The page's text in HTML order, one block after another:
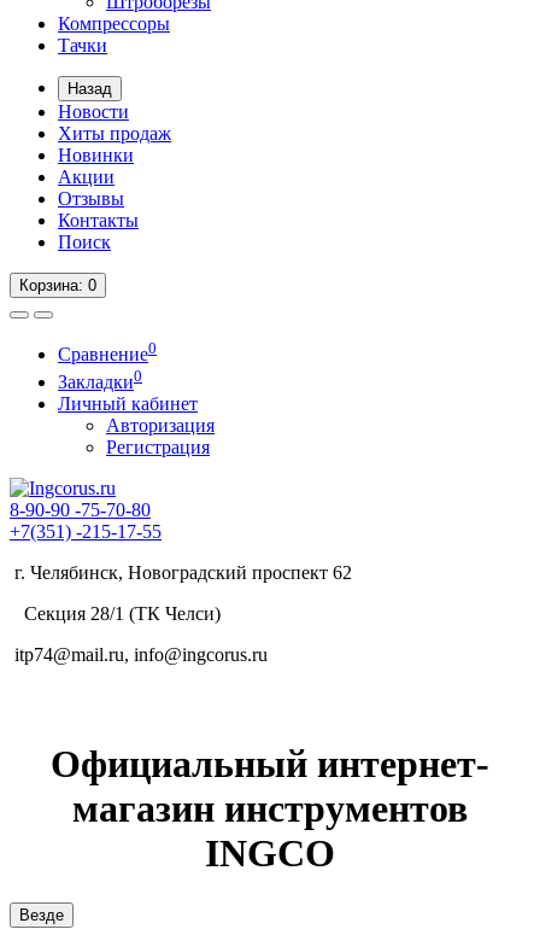
Компрессоры
Тачки
Назад
Новости
Хиты продаж
Новинки
Акции
Отзывы
Контакты
Поиск
Корзина: 0
Сравнение0
Закладки0
Личный кабинет
Авторизация
Регистрация
8-90-90 -75-70-80
+7(351) -215-17-55
г. Челябинск, Новоградский проспект 62
Секция 28/1 (ТК Челси)
itp74@mail.ru, info@ingcorus.ru
Официальный интернет-
магазин инструментов
INGCO
Везде